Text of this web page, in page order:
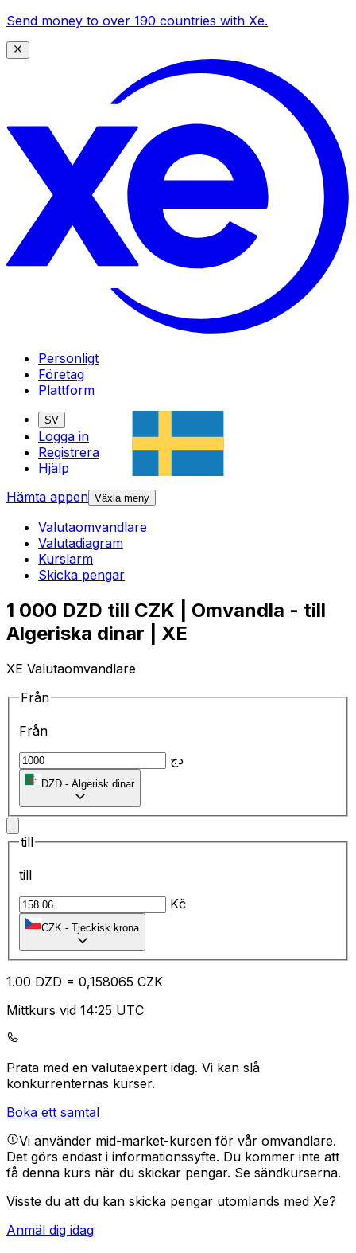
Send money to over 190 countries with Xe.
Personligt
Företag
Plattform
SV
Logga in
Registrera
Hjälp
Hämta appen Växla meny
Valutaomvandlare
Valutadiagram
Kurslarm
Skicka pengar
1 000 DZD till CZK | Omvandla - till
Algeriska dinar | XE
XE Valutaomvandlare
Från
Från
دج
DZD - Algerisk dinar
till
till
Kč
CZK - Tjeckisk krona
1.00 DZD = 0,158065 CZK
Mittkurs vid 14:25 UTC
Prata med en valutaexpert idag. Vi kan slå
konkurrenternas kurser.
Boka ett samtal
Vi använder mid-market-kursen för vår omvandlare.
Det görs endast i informationssyfte. Du kommer inte att
få denna kurs när du skickar pengar. Se sändkurserna.
Visste du att du kan skicka pengar utomlands med Xe?
Anmäl dig idag